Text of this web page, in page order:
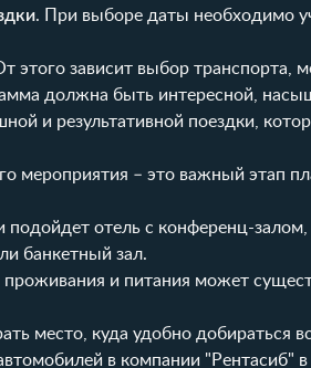
. При выборе даты необходимо
этого зависит выбор транспорта,
должна быть интересной,
и результативной поездки,
мероприятия – это важный этап
отель с конференц-
банкетный зал.
и питания может
место, куда удобно добираться
в компании "Рентасиб"